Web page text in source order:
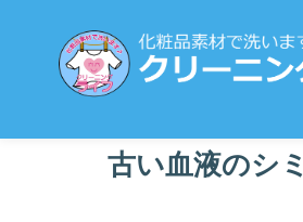
古い血液のシミ